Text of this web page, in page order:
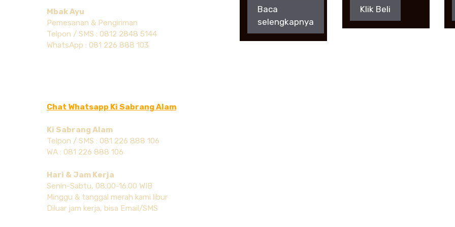
Baca
selengkapnya
Klik Beli
Mbak Ayu
Pemesanan & Pengiriman
Telpon / SMS : 0812 2848 5144
WhatsApp : 081 226 888 103
Chat Whatsapp Ki Sabrang Alam
Ki Sabrang Alam
Telpon / SMS : 081 226 888 106
WA : 081 226 888 106
Hari & Jam Kerja
Senin-Sabtu, 08:00-16:00 WIB
Minggu & tanggal merah kami libur
Diluar jam kerja, bisa Email/SMS